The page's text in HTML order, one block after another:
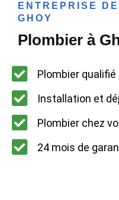
ENTREPRISE
GHOY
Plombier à
Plombier
Installation et
Plombier chez
24 mois de